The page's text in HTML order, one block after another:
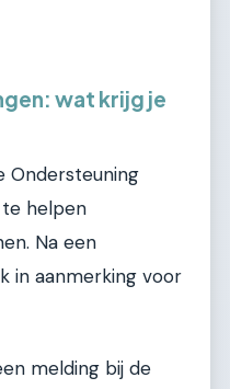
wat krijg je
Ondersteuning
helpen
Na een
in aanmerking voor
melding bij de